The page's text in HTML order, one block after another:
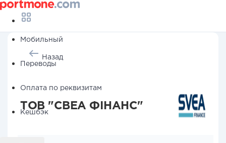
Мобильный
Переводы
Оплата по реквизитам
Кешбэк
Назад
ТОВ "СВЕА ФІНАНС"